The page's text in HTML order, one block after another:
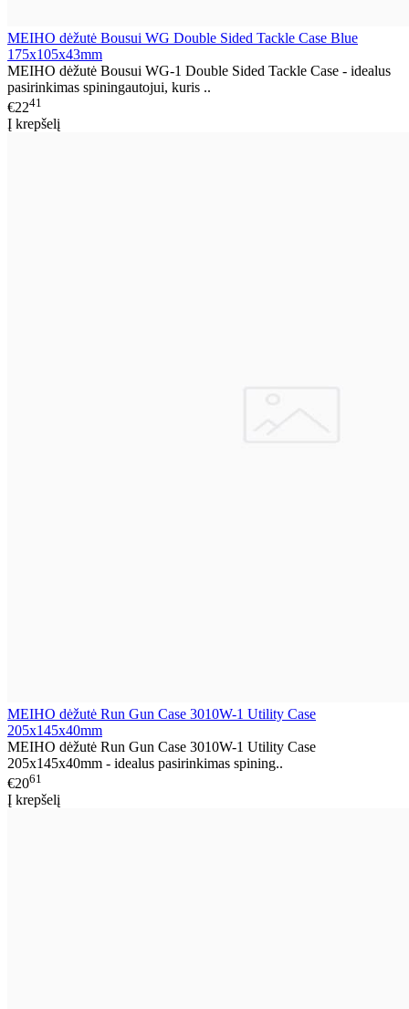
MEIHO dėžutė Bousui WG Double Sided Tackle Case Blue
175x105x43mm
MEIHO dėžutė Bousui WG-1 Double Sided Tackle Case - idealus
pasirinkimas spiningautojui, kuris ..
€2241
Į krepšelį
MEIHO dėžutė Run Gun Case 3010W-1 Utility Case
205x145x40mm
MEIHO dėžutė Run Gun Case 3010W-1 Utility Case
205x145x40mm - idealus pasirinkimas spining..
€2061
Į krepšelį